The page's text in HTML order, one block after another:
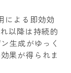
による即効効
以降は持続的
生成がゆっく
果が得られま